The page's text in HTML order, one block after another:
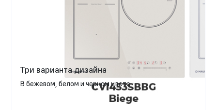
Три варианта дизайна
В бежевом, белом и черном цвете.